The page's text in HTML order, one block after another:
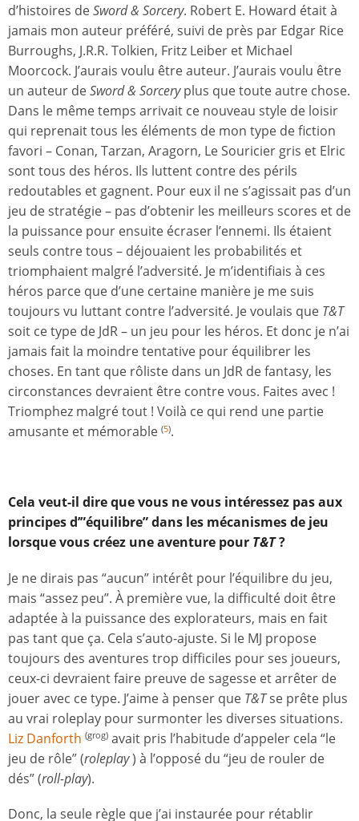
d’histoires deSword & Sorcery. Robert E. Howard était à
jamais mon auteur préféré, suivi de près par Edgar Rice
Burroughs, J.R.R. Tolkien, Fritz Leiber et Michael
Moorcock. J’aurais voulu être auteur. J’aurais voulu être
un auteur deSword & Sorceryplus que toute autre chose.
Dans le même temps arrivait ce nouveau style de loisir
qui reprenait tous les éléments de mon type de fiction
favori – Conan, Tarzan, Aragorn, Le Souricier gris et Elric
sont tous des héros. Ils luttent contre des périls
redoutables et gagnent. Pour eux il ne s’agissait pas d’un
jeu de stratégie – pas d’obtenir les meilleurs scores et de
la puissance pour ensuite écraser l’ennemi. Ils étaient
seuls contre tous – déjouaient les probabilités et
triomphaient malgré l’adversité. Je m’identifiais à ces
héros parce que d’une certaine manière je me suis
toujours vu luttant contre l’adversité. Je voulais que T&T
soit ce type de JdR – un jeu pour les héros. Et donc je n’ai
jamais fait la moindre tentative pour équilibrer les
choses. En tant que rôliste dans un JdR de fantasy, les
circonstances devraient être contre vous. Faites avec !
Triomphez malgré tout ! Voilà ce qui rend une partie
amusante et mémorable (5).
Cela veut-il dire que vous ne vous intéressez pas aux
principes d’”équilibre” dans les mécanismes de jeu
lorsque vous créez une aventure pour T&T?
Je ne dirais pas “aucun” intérêt pour l’équilibre du jeu,
mais “assez peu”. À première vue, la difficulté doit être
adaptée à la puissance des explorateurs, mais en fait
pas tant que ça. Cela s’auto-ajuste. Si le MJ propose
toujours des aventures trop difficiles pour ses joueurs,
ceux-ci devraient faire preuve de sagesse et arrêter de
jouer avec ce type. J’aime à penser que T&Tse prête plus
au vrai roleplay pour surmonter les diverses situations.
Liz Danforth (grog) avait pris l’habitude d’appeler cela “le
jeu de rôle” (roleplay) à l’opposé du “jeu de rouler de
dés” (roll-play).
Donc, la seule règle que j’ai instaurée pour rétablir